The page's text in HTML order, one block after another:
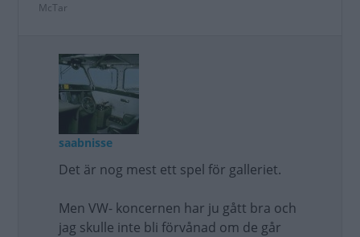
McTar
saabnisse
Det är nog mest ett spel för galleriet.
Men VW- koncernen har ju gått bra och
jag skulle inte bli förvånad om de går